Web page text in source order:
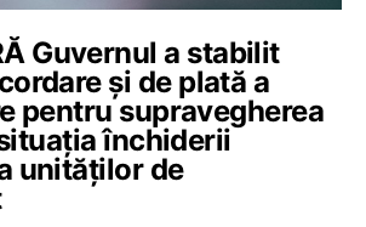
Guvernul a stabilit
și de plată a
pentru supravegherea
închiderii
unităților de